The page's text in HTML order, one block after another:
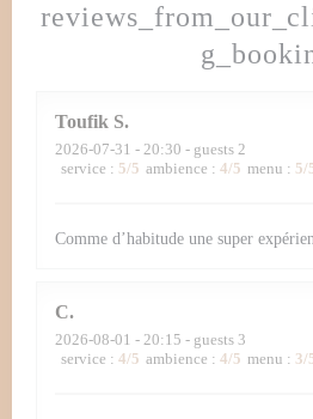
Toufik S
2026-07-31 - 20:30 - guests 2
service : 5/5 ambience : 4/5 menu : 5/
Comme d’habitude une super
C
2026-08-01 - 20:15 - guests 3
service : 4/5 ambience : 4/5 menu : 3/